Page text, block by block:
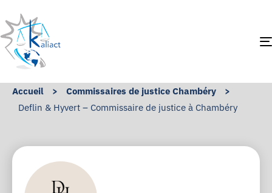
Accueil > Commissaires de justice Chambéry
>
Deflin & Hyvert – Commissaire de justice à Chambéry